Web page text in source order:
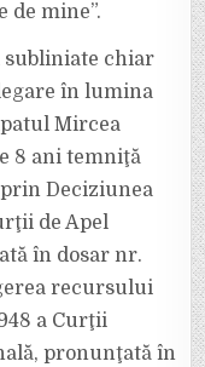
de mine”.
subliniate chiar
în lumina
Mircea
8 ani temniţă
Deciziunea
de Apel
în dosar nr.
recursului
a Curţii
pronunţată în